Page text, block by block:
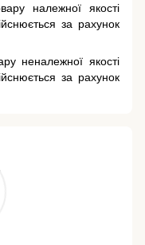
належної якості
за рахунок
неналежної якості
за рахунок